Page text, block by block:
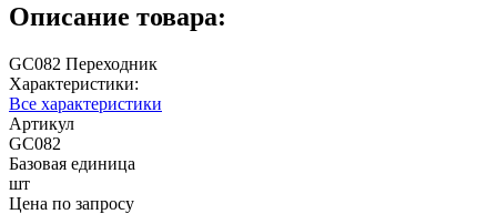
Описание товара:
GC082 Переходник
Характеристики:
Все характеристики
Артикул
GC082
Базовая единица
шт
Цена по запросу